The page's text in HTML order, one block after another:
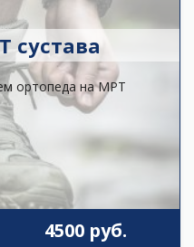
сустава
ортопеда на МРТ
4500 руб.